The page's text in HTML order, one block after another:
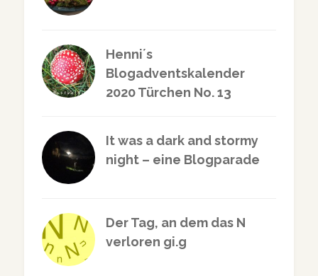
Henni´s
Blogadventskalender
2020 Türchen No. 13
It was a dark and stormy
night – eine Blogparade
Der Tag, an dem das N
verloren gi.g